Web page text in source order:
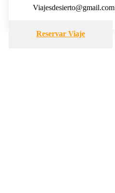
Viajesdesierto@gmail.com
Reservar Viaje